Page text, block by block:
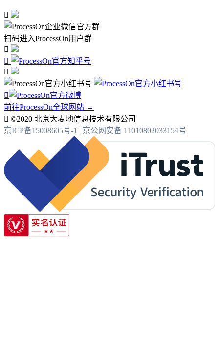

扫码进入ProcessOn用户群




前往ProcessOn全球网站 →
 ©2020 北京大麦地信息技术有限公司
京ICP备15008605号-1 | 京公网安备 11010802033154号